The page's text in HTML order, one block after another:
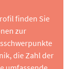
finden Sie
zur
die Zahl der